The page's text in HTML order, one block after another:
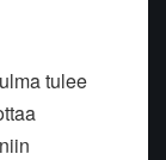
tulee